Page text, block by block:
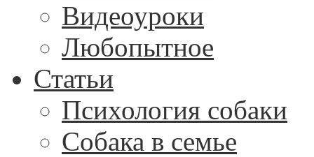
Видеоуроки
Любопытное
Статьи
Психология собаки
Собака в семье